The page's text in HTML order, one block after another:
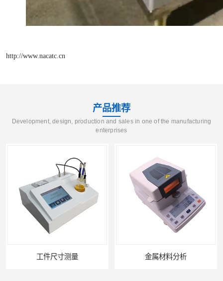
http://www.nacatc.cn
产品推荐
Development, design, production and sales in one of the manufacturing
enterprises
工件尺寸测量 金属材料分析